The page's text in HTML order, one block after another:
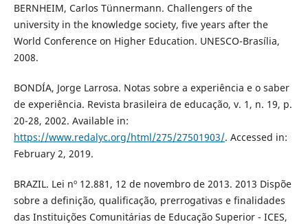
BERNHEIM, Carlos Tünnermann. Challengers of the
university in the knowledge society, five years after the
World Conference on Higher Education. UNESCO-Brasília,
2008.
BONDÍA, Jorge Larrosa. Notas sobre a experiência e o saber
de experiência. Revista brasileira de educação, v. 1, n. 19, p.
20-28, 2002. Available in:
https://www.redalyc.org/html/275/27501903/. Accessed in:
February 2, 2019.
BRAZIL. Lei nº 12.881, 12 de novembro de 2013. 2013 Dispõe
sobre a definição, qualificação, prerrogativas e finalidades
das Instituições Comunitárias de Educação Superior - ICES,